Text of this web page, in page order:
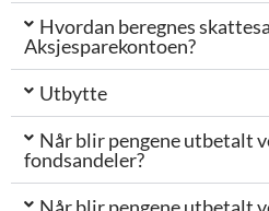
Hvordan beregnes
Aksjesparekontoen?
Utbytte
Når blir pengene utbetalt
fondsandeler?